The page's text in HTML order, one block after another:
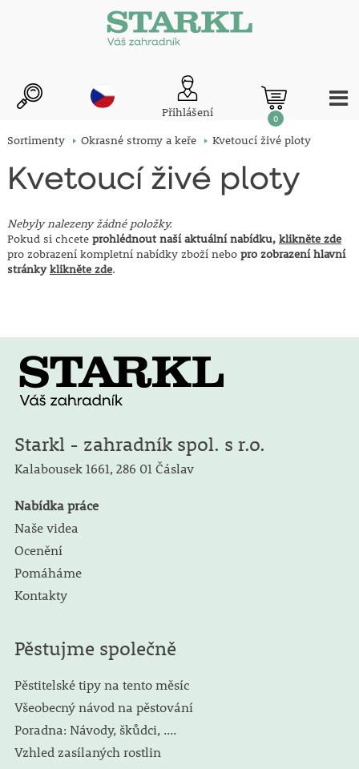
Přihlášení 0
Sortimenty Okrasné stromy a keře Kvetoucí živé ploty
Kvetoucí živé ploty
Nebyly nalezeny žádné položky.
Pokud si chcete prohlédnout naší aktuální nabídku, klikněte zde
pro zobrazení kompletní nabídky zboží nebo pro zobrazení hlavní
stránkyklikněte zde.
Starkl - zahradník spol. s r.o.
Kalabousek 1661, 286 01 Čáslav
Nabídka práce
Naše videa
Ocenění
Pomáháme
Kontakty
Pěstujme společně
Pěstitelské tipy na tento měsíc
Všeobecný návod na pěstování
Poradna: Návody, škůdci, ....
Vzhled zasílaných rostlin